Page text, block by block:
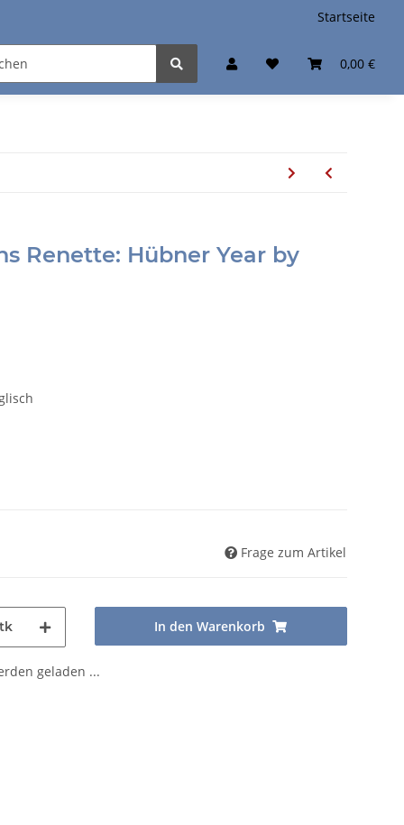
Startseite
0,00 €
Renette: Hübner Year by
Frage zum Artikel
In den Warenkorb
geladen ...